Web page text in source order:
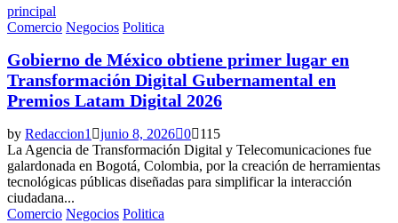
principal
Comercio Negocios Politica
Gobierno de México obtiene primer lugar en
Transformación Digital Gubernamental en
Premios Latam Digital 2026
by Redaccion1 junio 8, 2026 0
115
La Agencia de Transformación Digital y Telecomunicaciones fue
galardonada en Bogotá, Colombia, por la creación de herramientas
tecnológicas públicas diseñadas para simplificar la interacción
ciudadana...
Comercio Negocios Politica